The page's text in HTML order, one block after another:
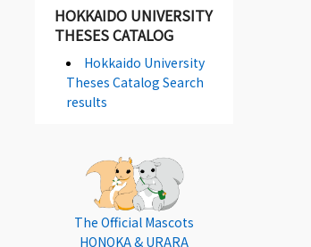
HOKKAIDO UNIVERSITY
THESES CATALOG
Hokkaido University
Theses Catalog Search
results
The Official Mascots
HONOKA & URARA